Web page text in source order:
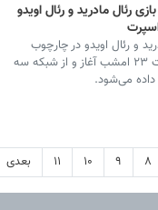
رئال مادرید و رئال اویدو
و رئال اویدو در چارچوب
رقابت‌های لالیگا اسپانیا از ساعت ۲۳ امشب آغاز و از شبکه سه
می‌شود.
۸ ۹ ۱۰ ۱۱ بعدی